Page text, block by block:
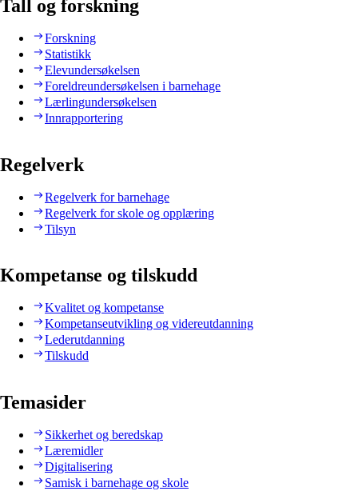
Tall og forskning
Forskning
Statistikk
Elevundersøkelsen
Foreldreundersøkelsen i barnehage
Lærlingundersøkelsen
Innrapportering
Regelverk
Regelverk for barnehage
Regelverk for skole og opplæring
Tilsyn
Kompetanse og tilskudd
Kvalitet og kompetanse
Kompetanseutvikling og videreutdanning
Lederutdanning
Tilskudd
Temasider
Sikkerhet og beredskap
Læremidler
Digitalisering
Samisk i barnehage og skole